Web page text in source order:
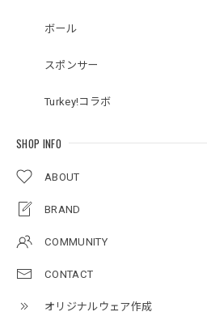
ボール
スポンサー
Turkey!コラボ
SHOP INFO
ABOUT
BRAND
COMMUNITY
CONTACT
オリジナルウェア作成